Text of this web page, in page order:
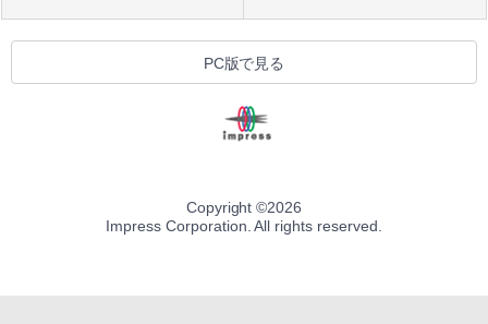
PC版で見る
Copyright ©2026
Impress Corporation. All rights reserved.